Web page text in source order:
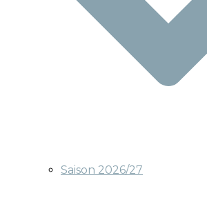
Saison 2026/27